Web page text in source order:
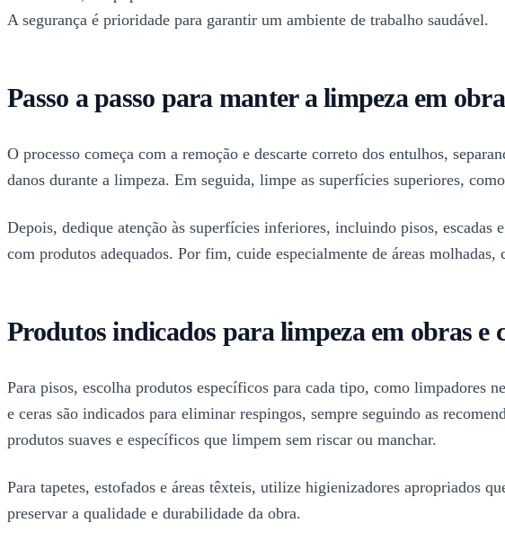
A segurança é prioridade para garantir um ambiente de trabalho saudável.
Passo a passo para manter a limpeza em
O processo começa com a remoção e descarte correto dos entulhos,
danos durante a limpeza. Em seguida, limpe as superfícies superiores,
Depois, dedique atenção às superfícies inferiores, incluindo pisos,
com produtos adequados. Por fim, cuide especialmente de áreas
Produtos indicados para limpeza em obras e
Para pisos, escolha produtos específicos para cada tipo, como limpadores
e ceras são indicados para eliminar respingos, sempre seguindo as
produtos suaves e específicos que limpem sem riscar ou manchar.
Para tapetes, estofados e áreas têxteis, utilize higienizadores apropriados
preservar a qualidade e durabilidade da obra.